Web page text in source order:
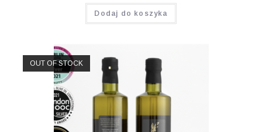
Dodaj do koszyka
OUT OF STOCK